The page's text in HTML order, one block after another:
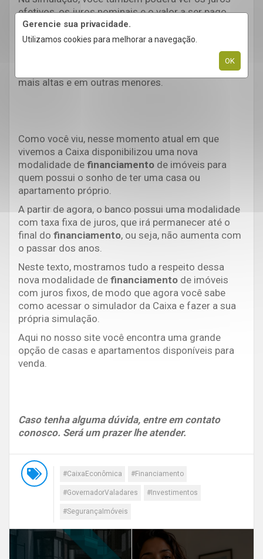
Gerencie sua privacidade.
Utilizamos cookies para melhorar a navegação.
OK
efetivos, os juros nominais e o valor a ser pago
pelas prestações do seufinanciamento
imóveis.
Todos esses valores podem variar de acordo com
a seguradora, portanto, em algumas podem ser
mais altas e em outras menores.
Como você viu, nesse momento atual em que
vivemos a Caixa disponibilizou uma nova
modalidade de financiamento de imóveis para
quem possui o sonho de ter uma casa ou
apartamento próprio.
A partir de agora, o banco possui uma modalidade
com taxa fixa de juros, que irá permanecer até o
final do financiamento, ou seja, não aumenta com
o passar dos anos.
Neste texto, mostramos tudo a respeito dessa
nova modalidade de financiamento de imóveis
com juros fixos, de modo que agora você sabe
como acessar o simulador da Caixa e fazer a sua
própria simulação.
Aqui no nosso site você encontra uma grande
opção de casas e apartamentos disponíveis para
venda.
Caso tenha alguma dúvida, entre em contato
conosco. Será um prazer lhe atender.
#CaixaEconômica #Financiamento
#GovernadorValadares #Investimentos
#SegurançaImóveis